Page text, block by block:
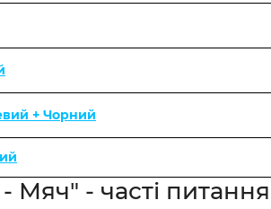
+ Чорний
Мяч" - часті питання